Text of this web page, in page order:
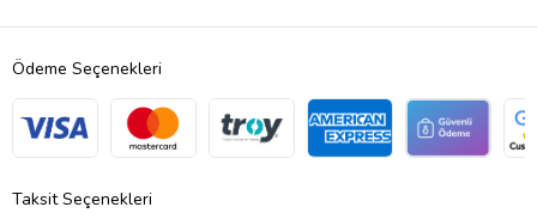
Ödeme Seçenekleri
Taksit Seçenekleri